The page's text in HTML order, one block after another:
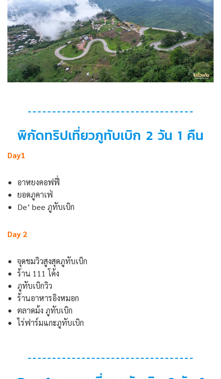
พิกัดทริปเที่ยวภูทับเบิก 2 วัน 1 คืน
Day1
อาหยงคอฟฟี่
ยอดภูคาเฟ่
De’ bee ภูทับเบิก
Day 2
จุดชมวิวสูงสุดภูทับเบิก
ร้าน 111 โค้ง
ภูทับเบิกวิว
ร้านอาหารอิงหมอก
ตลาดม้ง ภูทับเบิก
ไร่ฟาร์มแกะภูทับเบิก